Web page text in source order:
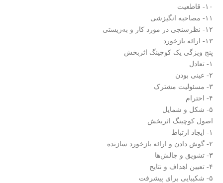
۱۰- قاطعیت
۱۱- مصاحبه انگیزشی
۱۲- نظرسنجی در مورد کار و به‌زیستی
۱۳- ارائه بازخورد
پنج ویژگی یک کوچینگ اثربخش
۱- تعادل
۲- عینی بودن
۳- مسئولیت مشترک
۴- احترام
۵- شکل و شمایل
اصول کوچینگ اثربخش
۱- ایجاد ارتباط
۲- گوش دادن و ارائه بازخورد سازنده
۳- تشویق و چالش‌ها
۴- تعیین اهداف و نتایج
۵- شکیبایی برای پیشرفت